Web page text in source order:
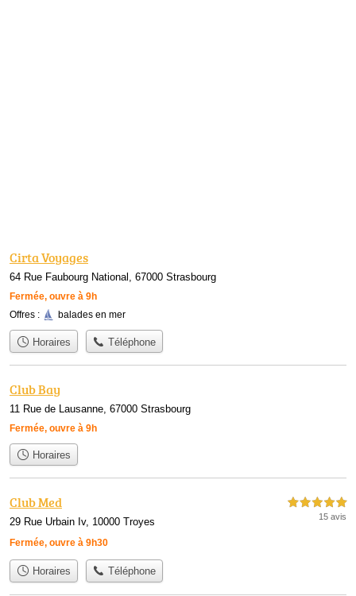
Cirta Voyages
64 Rue Faubourg National, 67000 Strasbourg
Fermée, ouvre à 9h
Offres :
balades en mer
Horaires Téléphone
Club Bay
11 Rue de Lausanne, 67000 Strasbourg
Fermée, ouvre à 9h
Horaires
Club Med
29 Rue Urbain Iv, 10000 Troyes
Fermée, ouvre à 9h30
5,0 étoiles sur 5
15 avis
Horaires Téléphone